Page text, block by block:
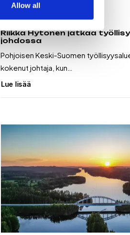
Allow all
9.6.2026
Riikka Hytönen jatkaa
johdossa
Pohjoisen Keski-Suomen
kokenut johtaja, kun…
Lue lisää